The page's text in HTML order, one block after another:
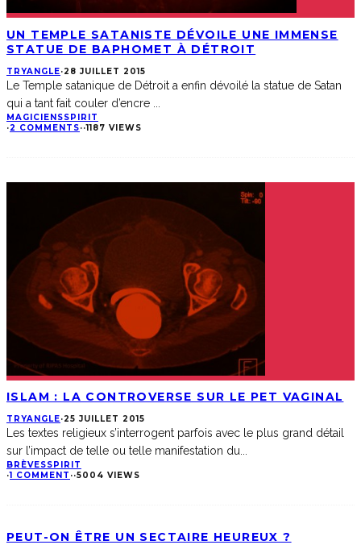
UN TEMPLE SATANISTE DÉVOILE UNE IMMENSE
STATUE DE BAPHOMET À DÉTROIT
TRYANGLE·28 JUILLET 2015
Le Temple satanique de Détroit a enfin dévoilé la statue de Satan
qui a tant fait couler d’encre
MAGICIENSSPIRIT
·2 COMMENTS··1187 VIEWS
ISLAM : LA CONTROVERSE SUR LE PET VAGINAL
TRYANGLE·25 JUILLET 2015
Les textes religieux s’interrogent parfois avec le plus grand détail
sur l’impact de telle ou telle manifestation du
BRÈVESSPIRIT
·1 COMMENT ··5004 VIEWS
PEUT-ON ÊTRE UN SECTAIRE HEUREUX ?